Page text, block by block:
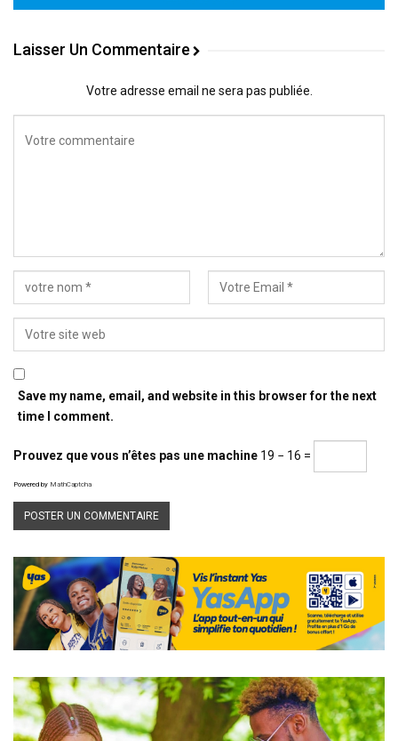
Laisser Un Commentaire
Votre adresse email ne sera pas publiée.
Save my name, email, and website in this browser for the next
time I comment.
Prouvez que vous n’êtes pas une machine 19 − 16 =
Powered by MathCaptcha